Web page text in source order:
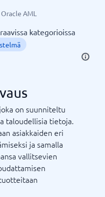
Oracle AML
kategorioissa
on suunniteltu
​​taloudellisia tietoja.
asiakkaiden eri
ja samalla
vallitsevien